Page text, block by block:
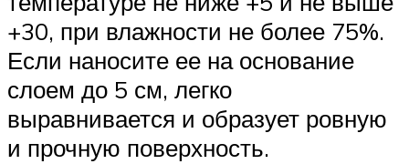
+30, при влажности не более 75%.
Если наносите ее на основание
слоем до 5 см, легко
выравнивается и образует ровную
и прочную поверхность.